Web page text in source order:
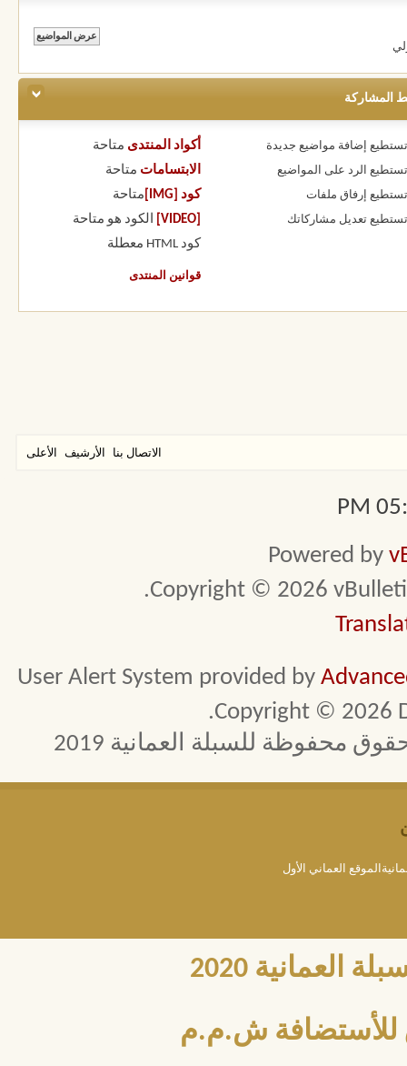
المشاركة
تستطيع إضافة مواضيع جديدة
تستطيع الرد على المواضيع
تستطيع إرفاق ملفات
تستطيع تعديل مشاركاتك
أكواد المنتدى متاحة
الابتسامات متاحة
كود [IMG]
متاحة
الكود هو متاحة
كود HTML
معطلة
قوانين المنتدى
الاتصال بنا الأرشيف الأعلى
Powered by
Copyright © 2026
User Alert System provided by
Copyright © 2026
محفوظة للسبلة العمانية 2019
العماني الأول
2020
للأستضافة ش.م.م